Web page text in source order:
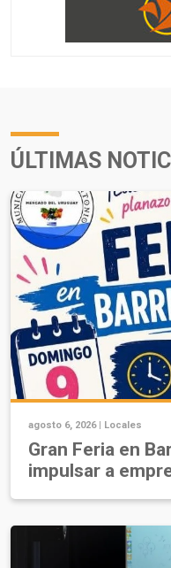
ÚLTIMAS
agosto 6, 2026 | Locales
Gran Feria en
impulsar a